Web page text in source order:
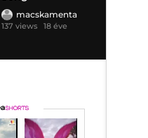
macskamenta
137 views 18 éve